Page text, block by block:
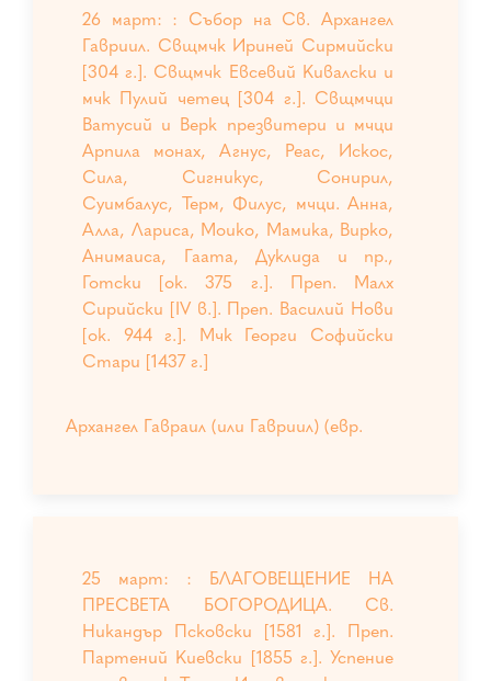
26 март: : Събор на Св. Архангел
Гавриил. Свщмчк Ириней Сирмийски
[304 г.]. Свщмчк Евсевий Кивалски и
мчк Пулий четец [304 г.]. Свщмчци
Ватусий и Верк презвитери и мчци
Арпила монах, Агнус, Реас, Искос,
Сила, Сигникус, Сонирил,
Суимбалус, Терм, Филус, мчци. Анна,
Алла, Лариса, Моико, Мамика, Вирко,
Анимаиса, Гаата, Дуклида и пр.,
Готски [ок. 375 г.]. Преп. Малх
Сирийски [IV в.]. Преп. Василий Нови
[ок. 944 г.]. Мчк Георги Софийски
Стари [1437 г.]
Архангел Гавраил (или Гавриил) (евр.
25 март: : БЛАГОВЕЩЕНИЕ НА
ПРЕСВЕТА БОГОРОДИЦА. Св.
Никандър Псковски [1581 г.]. Преп.
Партений Киевски [1855 г.]. Успение